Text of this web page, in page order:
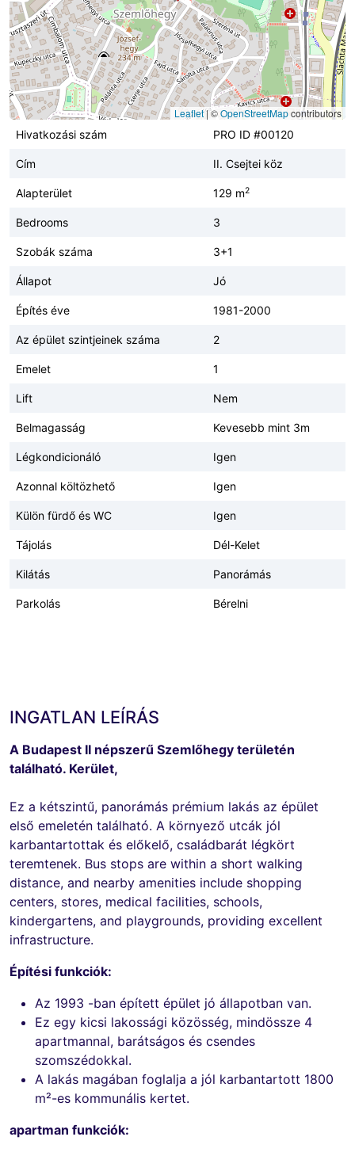
Leaflet|©OpenStreetMapcontributors
Hivatkozási szám
PRO ID #00120
Cím II. Csejtei köz
Alapterület 129 m2
Bedrooms 3
Szobák száma 3+1
Állapot Jó
Építés éve 1981-2000
Az épület szintjeinek száma 2
Emelet 1
Lift Nem
Belmagasság Kevesebb mint 3m
Légkondicionáló Igen
Azonnal költözhető Igen
Külön fürdő és WC Igen
Tájolás Dél-Kelet
Kilátás Panorámás
Parkolás Bérelni
INGATLAN LEÍRÁS
A Budapest II népszerű Szemlőhegy területén
található. Kerület,
Ez a kétszintű, panorámás prémium lakás az épület
első emeletén található. A környező utcák jól
karbantartottak és előkelő, családbarát légkört
teremtenek. Bus stops are within a short walking
distance, and nearby amenities include shopping
centers, stores, medical facilities, schools,
kindergartens, and playgrounds, providing excellent
infrastructure.
Építési funkciók:
Az 1993 -ban épített épület jó állapotban van.
Ez egy kicsi lakossági közösség, mindössze 4
apartmannal, barátságos és csendes
szomszédokkal.
A lakás magában foglalja a jól karbantartott 1800
m²-es kommunális kertet.
apartman funkciók: